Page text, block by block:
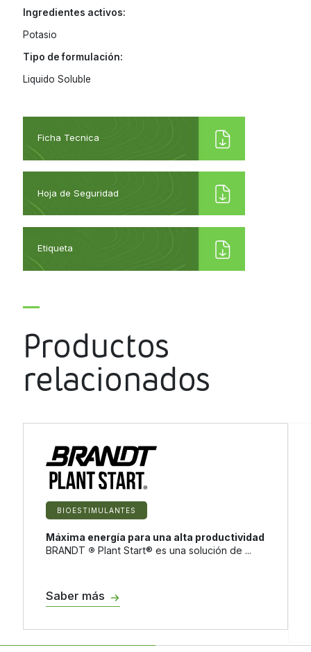
Venezuela
Todas
Ingredientes activos:
Potasio
Tipo de formulación:
Liquido Soluble
Ficha Tecnica
Hoja de Seguridad
Etiqueta
Productos
relacionados
BIOESTIMULANTES
Máxima energía para una alta productividad
BRANDT ® Plant Start® es una solución de ...
Saber más